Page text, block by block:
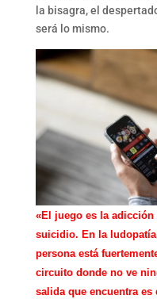
la bisagra, el
será lo mismo.
«El juego es la
suicidio. En la
persona está
circuito donde no ve
salida que encuentra es